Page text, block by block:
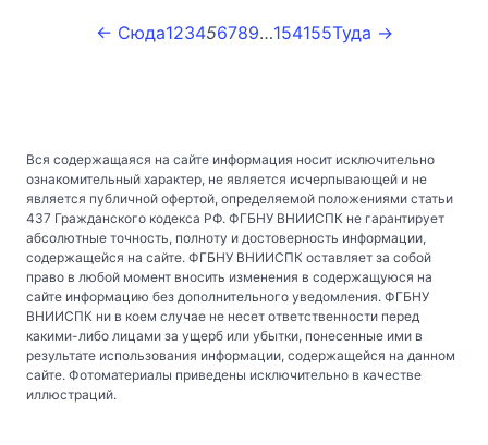
← Сюда123456789…154155Туда →
Вся содержащаяся на сайте информация носит исключительно
ознакомительный характер, не является исчерпывающей и не
является публичной офертой, определяемой положениями статьи
437 Гражданского кодекса РФ. ФГБНУ ВНИИСПК не гарантирует
абсолютные точность, полноту и достоверность информации,
содержащейся на сайте. ФГБНУ ВНИИСПК оставляет за собой
право в любой момент вносить изменения в содержащуюся на
сайте информацию без дополнительного уведомления. ФГБНУ
ВНИИСПК ни в коем случае не несет ответственности перед
какими-либо лицами за ущерб или убытки, понесенные ими в
результате использования информации, содержащейся на данном
сайте. Фотоматериалы приведены исключительно в качестве
иллюстраций.